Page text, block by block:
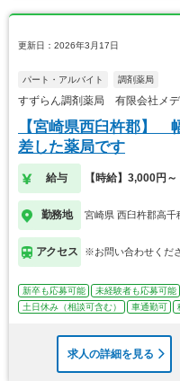
更新日：2026年3月17日
パート・アルバイト 調剤薬局
すずらん調剤薬局 有限会社メ
【宮崎県西臼杵郡】
差した薬局です
給与 【時給】3,000円～
勤務地 宮崎県 西臼杵郡高千
アクセス ※お問い合わせくだ
新卒も応募可能 未経験者も応募可能
土日休み（相談可含む）
車通勤可
求人の詳細を見る